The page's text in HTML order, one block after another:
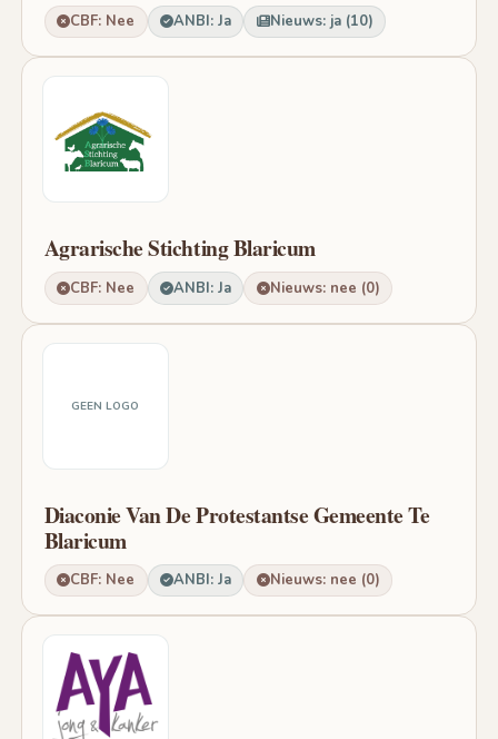
CBF: Nee ANBI: Ja Nieuws: ja (10)
Agrarische Stichting Blaricum
CBF: Nee ANBI: Ja Nieuws: nee (0)
GEEN LOGO
Diaconie Van De Protestantse Gemeente Te
Blaricum
CBF: Nee ANBI: Ja Nieuws: nee (0)